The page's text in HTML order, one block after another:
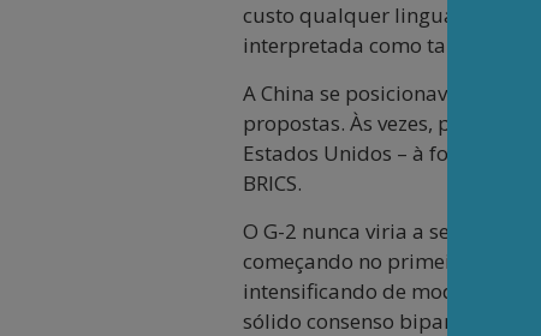
custo qualquer linguagem ou
interpretada como tal.
A China se posicionava como
propostas. Às vezes,
Estados Unidos – à formação
BRICS.
O G-2 nunca viria a se
começando no primeiro
intensificando de modo
sólido consenso bipartidário